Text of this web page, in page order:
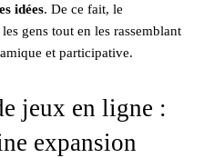
idées. De ce fait, le
gens tout en les rassemblant
et participative.
jeux en ligne :
expansion